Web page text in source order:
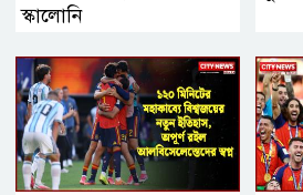
স্কালোনি